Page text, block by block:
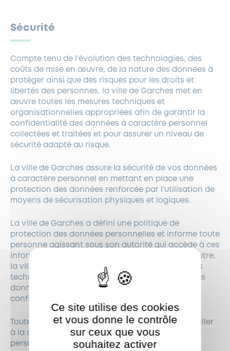
Sécurité
Compte tenu de l’évolution des technologies, des
coûts de mise en œuvre, de la nature des données à
protéger ainsi que des risques pour les droits et
libertés des personnes, la ville de Garches met en
œuvre toutes les mesures techniques et
organisationnelles appropriées afin de garantir la
confidentialité des données à caractère personnel
collectées et traitées et pour assurer un niveau de
sécurité adapté au risque.
La ville de Garches assure la sécurité de vos données
à caractère personnel en mettant en place une
protection des données renforcée par l’utilisation de
moyens de sécurisation physiques et logiques.
La ville de Garches a défini une politique de
protection des données personnelles et informe toute
personne agissant sous son autorité qui accède à ces
informations de leur caractère confidentiel. En outre,
la ville de Garches veille à ce que ses prestataires
techniques susceptibles d’avoir connaissance des
données personnelles, respectent la même
confidentialité.
Toutefois, il appartient à chaque utilisateur de veiller
à la sécurité des transmissions des données
personnelles par internet. La ville de Garches ne
ShareThis est désactivé.
Ce site utilise des cookies
et vous donne le contrôle
sur ceux que vous
souhaitez activer